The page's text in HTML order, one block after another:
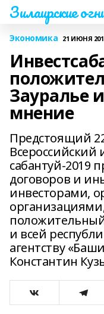
Зилаирские
Экономика 21 ИЮНЯ
Зауралье
мнение
Предстоящий
сабантуй-2019
договоров и
инвесторами,
и всей
агентству
Константин